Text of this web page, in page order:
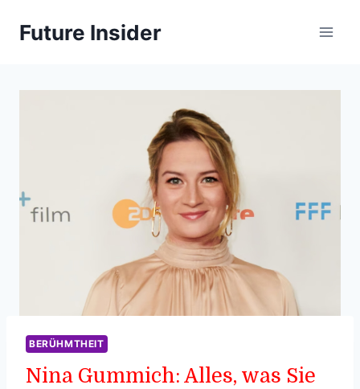
Future Insider
BERÜHMTHEIT
Nina Gummich: Alles, was Sie